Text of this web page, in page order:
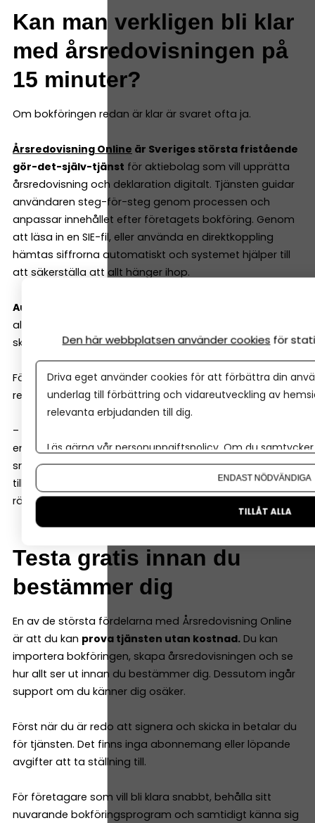
Kan man verkligen bli klar
med årsredovisningen på
15 minuter?
Om bokföringen redan är klar är svaret ofta ja.
Årsredovisning Online är Sveriges största fristående
gör-det-själv-tjänst för aktiebolag som vill upprätta
årsredovisning och deklaration digitalt. Tjänsten guidar
användaren steg-för-steg genom processen och
anpassar innehållet efter företagets bokföring. Genom
att läsa in en SIE-fil, eller använda en direktkoppling
hämtas siffrorna automatiskt och systemet hjälper till
att säkerställa att allt hänger ihop.
Automatiska kontroller minskar risken för fel
allt är klart kan handlingarna signeras med BankID och
skickas in digitalt.
För företag med revisor finns även stöd för
revisionsberättelse.
– Vår ambition har alltid varit att göra det komplicerade
enkelt. För oss handlar det om att lösa
småföretagarens stora utmaning: att få tiden att räcka
till, samtidigt som man vill känna sig trygg med att göra
rätt och ha full koll på kostnaderna, berättar Åsa.
Testa gratis innan du
bestämmer dig
En av de största fördelarna med Årsredovisning Online
är att du kan prova tjänsten utan kostnad. Du kan
importera bokföringen, skapa årsredovisningen och se
hur allt ser ut innan du bestämmer dig. Dessutom ingår
support om du känner dig osäker.
Först när du är redo att signera och skicka in betalar du
för tjänsten. Det finns inga abonnemang eller löpande
avgifter att ta ställning till.
För företagare som vill bli klara snabbt, behålla sitt
nuvarande bokföringsprogram och samtidigt känna sig
Den här webbplatsen använder cookies för
Driva eget använder cookies för att förbättra din
underlag till förbättring och vidareutveckling av
relevanta erbjudanden till dig.
Läs gärna vår personuppgiftspolicy. Om du
Om du vill ändra ditt val i efterhand hittar du den
ENDAST NÖDVÄNDIGA
TILLÅT ALLA